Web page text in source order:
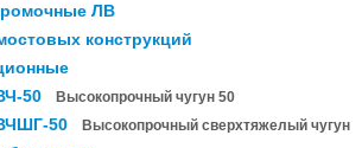
ЛВ
конструкций
50
Высокопрочный чугун 50
50 Высокопрочный сверхтяжелый чугун